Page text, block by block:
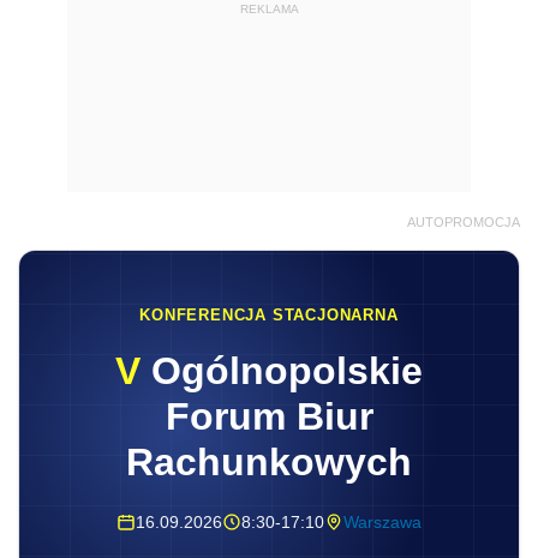
REKLAMA
AUTOPROMOCJA
KONFERENCJA STACJONARNA
V Ogólnopolskie
Forum Biur
Rachunkowych
16.09.2026 8:30-17:10 Warszawa